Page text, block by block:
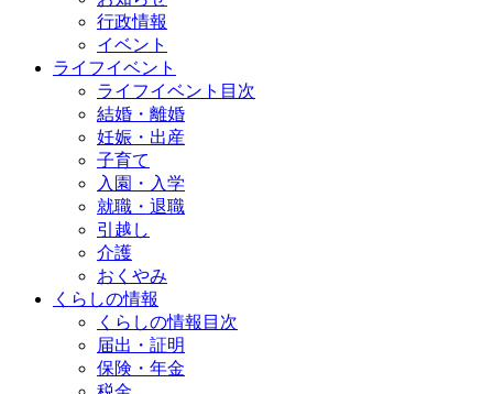
行政情報
イベント
ライフイベント
ライフイベント目次
結婚・離婚
妊娠・出産
子育て
入園・入学
就職・退職
引越し
介護
おくやみ
くらしの情報
くらしの情報目次
届出・証明
保険・年金